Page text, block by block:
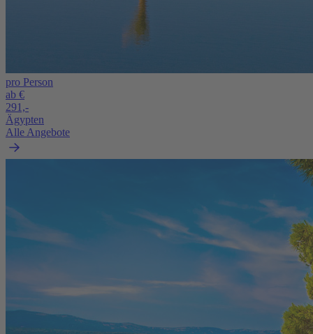
pro Person
ab €
291,-
Ägypten
Alle Angebote